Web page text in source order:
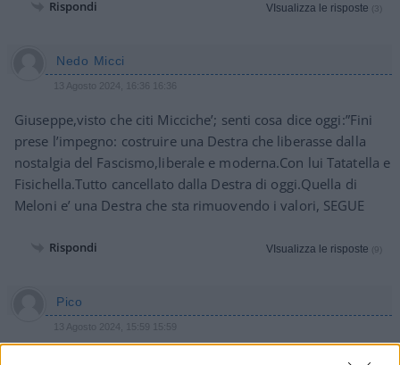
Rispondi VIsualizza le risposte (3)
Nedo Micci
13 Agosto 2024, 16:36 16:36
Giuseppe,visto che citi Micciche’; senti cosa dice oggi:”Fini
prese l’impegno: costruire una Destra che liberasse dalla
nostalgia del Fascismo,liberale e moderna.Con lui Tatatella e
Fisichella.Tutto cancellato dalla Destra di oggi.Quella di
Meloni e’ una Destra che sta rimuovendo i valori, SEGUE
Rispondi VIsualizza le risposte (9)
Pico
13 Agosto 2024, 15:59 15:59